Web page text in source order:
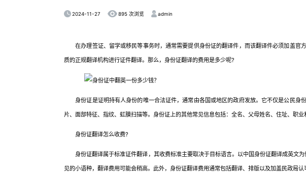
2024-11-27 895 次浏览 admin
在办理签证、留学或移民等事务时，通常需要提供身份证的翻译件，而该翻译件必须加盖官
质的正规翻译机构进行证件翻译。那么，身份证翻译的费用是多少呢?
身份证是证明持有人身份的唯一合法证件，通常由各国或地区的政府发放。它不仅是公民身
片、面部特征、指纹、虹膜扫描等。身份证上的其他常见信息包括：全名、父母姓名、住址、职业
身份证翻译怎么收费?
身份证翻译属于标准证件翻译，其收费标准主要取决于目标语言。以中国身份证翻译成英文
见的小语种，翻译费用可能会稍高。此外，身份证翻译费用通常包括翻译、排版以及加盖民政局认